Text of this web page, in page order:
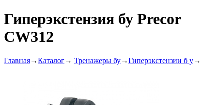
Гиперэкстензия бу Precor
CW312
Главная→Каталог→ Тренажеры бу→Гиперэкстензии б у→